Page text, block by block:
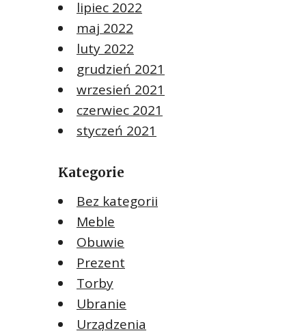
lipiec 2022
maj 2022
luty 2022
grudzień 2021
wrzesień 2021
czerwiec 2021
styczeń 2021
Kategorie
Bez kategorii
Meble
Obuwie
Prezent
Torby
Ubranie
Urządzenia